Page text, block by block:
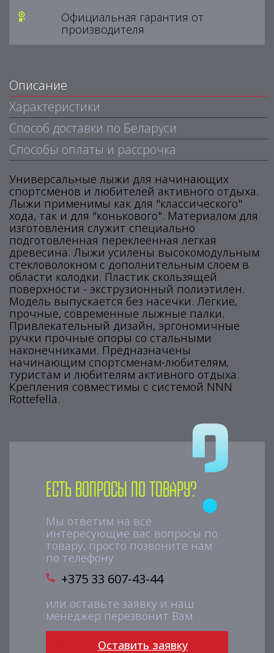
Официальная гарантия от
производителя
Описание
Характеристики
Способ доставки по Беларуси
Способы оплаты и рассрочка
Универсальные лыжи для начинающих
спортсменов и любителей активного отдыха.
Лыжи применимы как для "классического"
хода, так и для "конькового". Материалом для
изготовления служит специально
подготовленная переклеенная легкая
древесина. Лыжи усилены высокомодульным
стекловолокном с дополнительным слоем в
области колодки. Пластик скользящей
поверхности - экструзионный полиэтилен.
Модель выпускается без насечки. Легкие,
прочные, современные лыжные палки.
Привлекательный дизайн, эргономичные
ручки прочные опоры со стальными
наконечниками. Предназначены
начинающим спортсменам-любителям,
туристам и любителям активного отдыха.
Крепления совместимы с системой NNN
Rottefella.
Есть вопросы по товару?
Мы ответим на все
интересующие вас вопросы по
товару, просто позвоните нам
по телефону
+375 33 607-43-44
или оставьте заявку и наш
менеджер перезвонит Вам
Оставить заявку